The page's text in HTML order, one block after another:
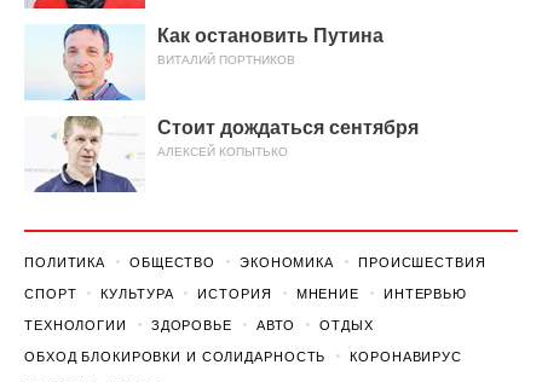
Как остановить Путина
ВИТАЛИЙ ПОРТНИКОВ
Стоит дождаться сентября
АЛЕКСЕЙ КОПЫТЬКО
ПОЛИТИКА ОБЩЕСТВО ЭКОНОМИКА ПРОИСШЕСТВИЯ
СПОРТ КУЛЬТУРА ИСТОРИЯ МНЕНИЕ ИНТЕРВЬЮ
ТЕХНОЛОГИИ ЗДОРОВЬЕ АВТО ОТДЫХ
ОБХОД БЛОКИРОВКИ И СОЛИДАРНОСТЬ КОРОНАВИРУС